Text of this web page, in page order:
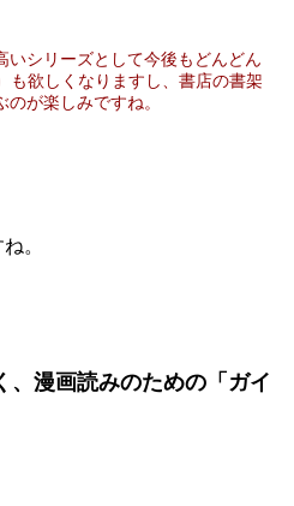
シリーズとして今後もどんどん
も欲しくなりますし、書店の書架
が楽しみですね。
。
、漫画読みのための「ガイ